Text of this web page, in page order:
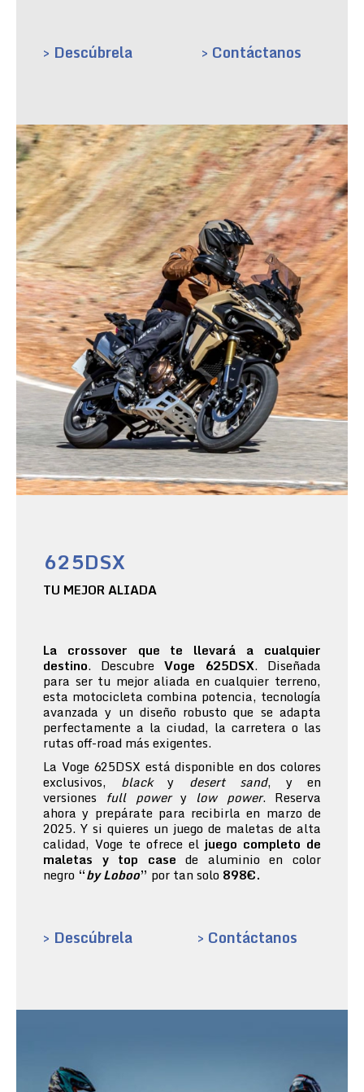
> Descúbrela > Contáctanos
625DSX
TU MEJOR ALIADA
La crossover que te llevará a cualquier
destino. Descubre Voge 625DSX. Diseñada
para ser tu mejor aliada en cualquier terreno,
esta motocicleta combina potencia, tecnología
avanzada y un diseño robusto que se adapta
perfectamente a la ciudad, la carretera o las
rutas off-road más exigentes.
La Voge 625DSX está disponible en dos colores
exclusivos, blacky desert sand, y en
versiones full powery low power. Reserva
ahora y prepárate para recibirla en marzo de
2025. Y si quieres un juego de maletas de alta
calidad, Voge te ofrece el juego completo de
maletas y top case de aluminio en color
negro “by Loboo” por tan solo 898€.
> Descúbrela > Contáctanos